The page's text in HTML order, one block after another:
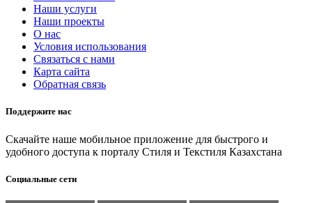
Наши услуги
Наши проекты
О нас
Условия использования
Связаться с нами
Карта сайта
Обратная связь
Поддержите нас
Скачайте наше мобильное приложение для быстрого и
удобного доступа к порталу Стиля и Текстиля Казахстана
Социальные сети